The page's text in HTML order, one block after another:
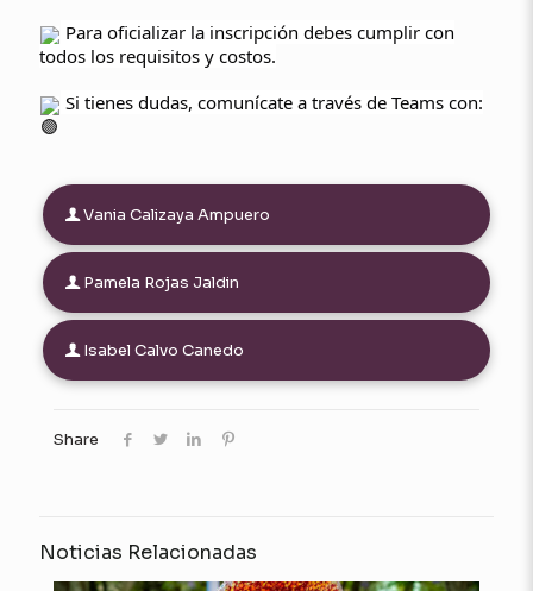
Para oficializar la inscripción debes cumplir con
todos los requisitos y costos.
Si tienes dudas, comunícate a través de Teams con:
Vania Calizaya Ampuero
Pamela Rojas Jaldin
Isabel Calvo Canedo
Share
Noticias Relacionadas